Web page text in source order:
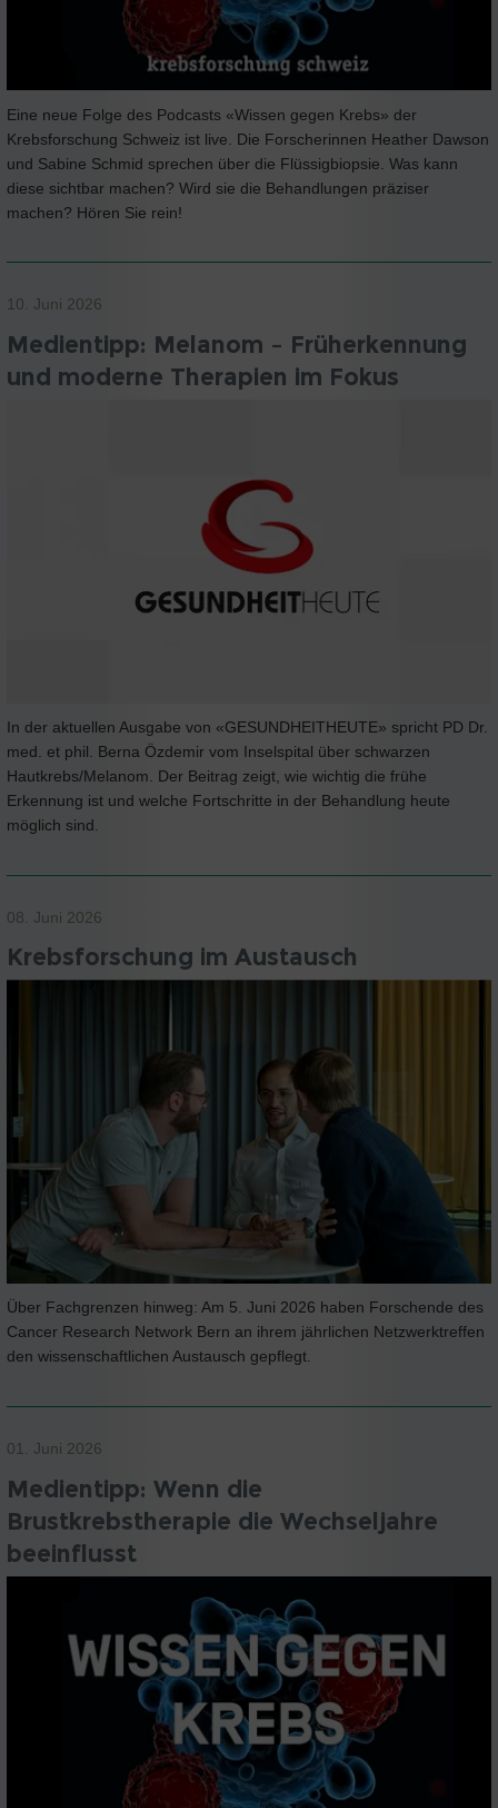
Eine neue Folge des Podcasts «Wissen gegen Krebs» der
Krebsforschung Schweiz ist live. Die Forscherinnen Heather Dawson
und Sabine Schmid sprechen über die Flüssigbiopsie. Was kann
diese sichtbar machen? Wird sie die Behandlungen präziser
machen? Hören Sie rein!
10. Juni 2026
Medientipp: Melanom – Früherkennung
und moderne Therapien im Fokus
In der aktuellen Ausgabe von «GESUNDHEITHEUTE» spricht PD Dr.
med. et phil. Berna Özdemir vom Inselspital über schwarzen
Hautkrebs/Melanom. Der Beitrag zeigt, wie wichtig die frühe
Erkennung ist und welche Fortschritte in der Behandlung heute
möglich sind.
08. Juni 2026
Krebsforschung im Austausch
Über Fachgrenzen hinweg: Am 5. Juni 2026 haben Forschende des
Cancer Research Network Bern an ihrem jährlichen Netzwerktreffen
den wissenschaftlichen Austausch gepflegt.
01. Juni 2026
Medientipp: Wenn die
Brustkrebstherapie die Wechseljahre
beeinflusst